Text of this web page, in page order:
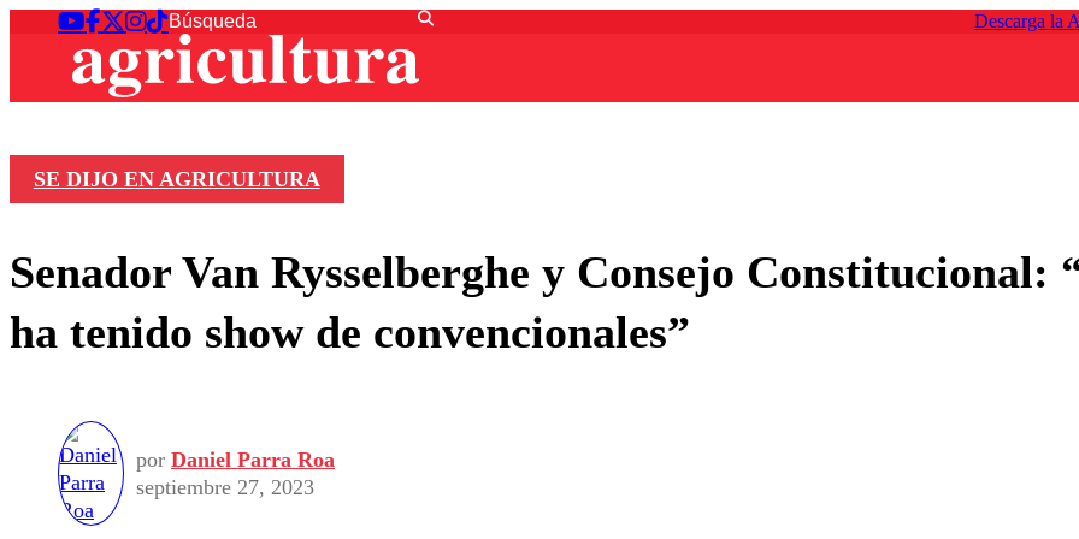
Descarga la
SE DIJO EN AGRICULTURA
Senador Van Rysselberghe y Consejo Constitucional:
ha tenido show de convencionales”
por Daniel Parra Roa
septiembre 27, 2023